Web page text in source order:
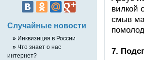
вилкой
смыв
7.
Случайные новости
» Инквизиция в России
» Что знает о нас
интернет?